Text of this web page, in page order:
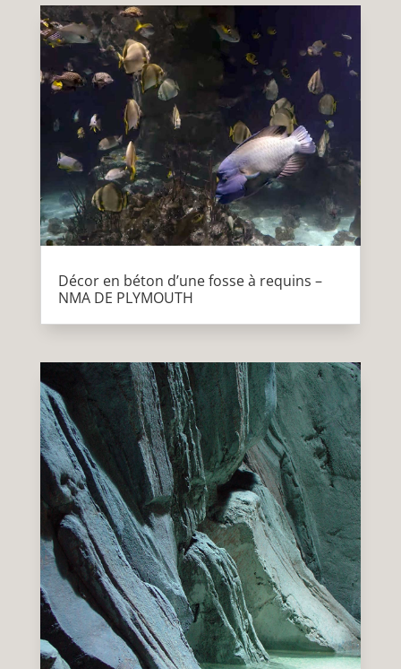
Décor en béton d’une fosse à requins –
NMA DE PLYMOUTH